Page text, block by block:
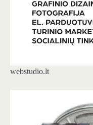
webstudio.lt